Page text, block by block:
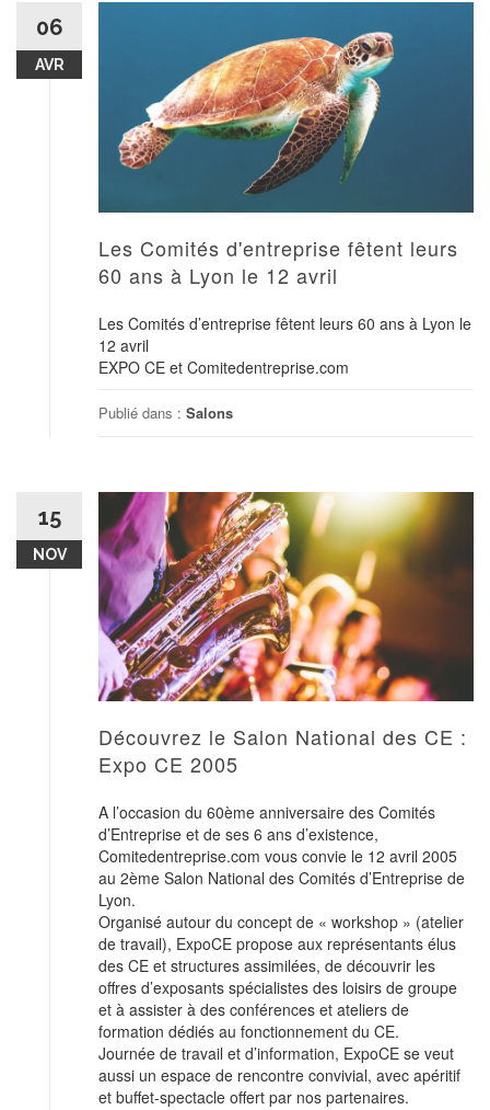
06
AVR
Les Comités d'entreprise fêtent leurs
60 ans à Lyon le 12 avril
Les Comités d’entreprise fêtent leurs 60 ans à Lyon le
12 avril
EXPO CE et Comitedentreprise.com
Publié dans : Salons
15
NOV
Découvrez le Salon National des CE :
Expo CE 2005
A l’occasion du 60ème anniversaire des Comités
d’Entreprise et de ses 6 ans d’existence,
Comitedentreprise.com vous convie le 12 avril 2005
au 2ème Salon National des Comités d’Entreprise de
Lyon.
Organisé autour du concept de « workshop » (atelier
de travail), ExpoCE propose aux représentants élus
des CE et structures assimilées, de découvrir les
offres d’exposants spécialistes des loisirs de groupe
et à assister à des conférences et ateliers de
formation dédiés au fonctionnement du CE.
Journée de travail et d’information, ExpoCE se veut
aussi un espace de rencontre convivial, avec apéritif
et buffet-spectacle offert par nos partenaires.